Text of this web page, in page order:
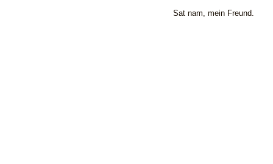
Sat nam, mein Freund.